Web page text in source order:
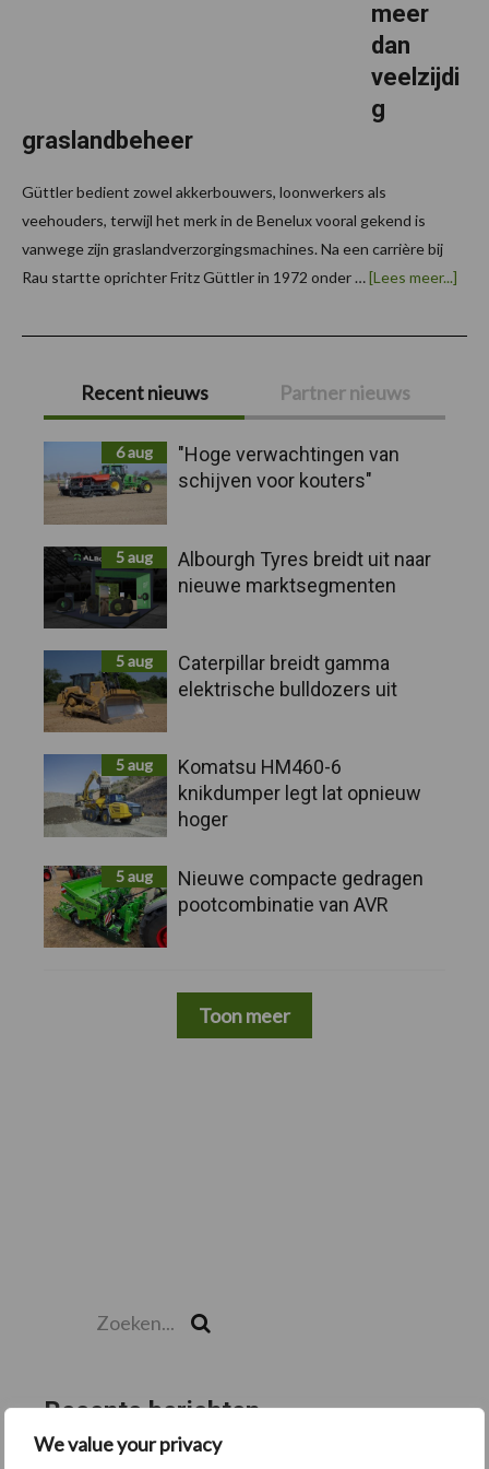
We value your privacy
meer
dan
veelzijdi
g
graslandbeheer
Güttler bedient zowel akkerbouwers, loonwerkers als
veehouders, terwijl het merk in de Benelux vooral gekend is
vanwege zijn graslandverzorgingsmachines. Na een carrière bij
Rau startte oprichter Fritz Güttler in 1972 onder …[Lees meer...]
Primaire
Sidebar
Recent nieuws Partner nieuws
6 aug
"Hoge verwachtingen van
schijven voor kouters"
5 aug
Albourgh Tyres breidt uit naar
nieuwe marktsegmenten
5 aug
Caterpillar breidt gamma
elektrische bulldozers uit
5 aug
Komatsu HM460-6
knikdumper legt lat opnieuw
hoger
5 aug
Nieuwe compacte gedragen
pootcombinatie van AVR
Toon meer
Recente berichten
“Hoge verwachtingen van schijven voor kouters”